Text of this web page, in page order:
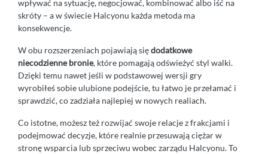
wpływać na sytuację, negocjować, kombinować albo iść na
skróty – a w świecie Halcyonu każda metoda ma
konsekwencje.
W obu rozszerzeniach pojawiają siędodatkowe
niecodzienne bronie, które pomagają odświeżyć styl walki.
Dzięki temu nawet jeśli w podstawowej wersji gry
wyrobiłeś sobie ulubione podejście, tu łatwo je przełamać i
sprawdzić, co zadziała najlepiej w nowych realiach.
Co istotne, możesz też rozwijać swoje relacje z frakcjami i
podejmować decyzje, które realnie przesuwają ciężar w
stronę wsparcia lub sprzeciwu wobec zarządu Halcyonu. To